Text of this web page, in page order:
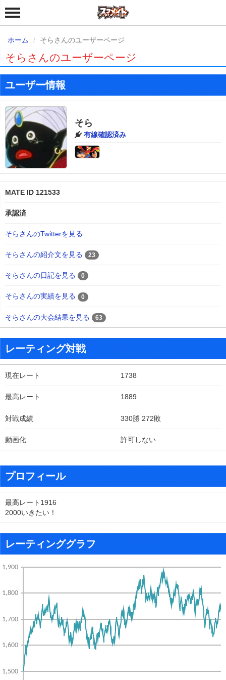
ホーム そらさんのユーザーページ
そらさんのユーザーページ
ユーザー情報
そら
有線確認済み
MATE ID 121533
承認済
そらさんのTwitterを見る
そらさんの紹介文を見る 23
そらさんの日記を見る 0
そらさんの実績を見る 0
そらさんの大会結果を見る 63
レーティング対戦
現在レート 1738
最高レート 1889
対戦成績 330勝 272敗
動画化 許可しない
プロフィール
最高レート1916
2000いきたい！
レーティンググラフ